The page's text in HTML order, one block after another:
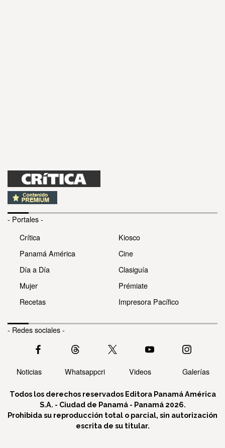
- Portales -
Crítica
Panamá América
Día a Día
Mujer
Recetas
Kiosco
Cine
Clasiguía
Prémiate
Impresora Pacífico
- Redes sociales -
Noticias Whatsappcri Videos Galerías
Todos los derechos reservados Editora Panamá América
S.A. - Ciudad de Panamá - Panamá 2026.
Prohibida su reproducción total o parcial, sin autorización
escrita de su titular.